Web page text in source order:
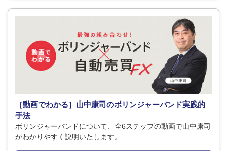
［動画でわかる］山中康司のボリンジャーバンド実践的
手法
ボリンジャーバンドについて、全6ステップの動画で山中康司
がわかりやすく説明いたします。